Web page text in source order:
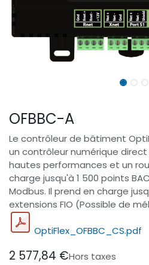
OFBBC-A
Le contrôleur de bâtiment
un contrôleur numérique
hautes performances et un
charge jusqu'à 1 500 points
Modbus. Il prend en charge
extensions FIO (Possible de
OptiFlex_OFBBC_CS.pdf
2 577,84 €Hors taxes